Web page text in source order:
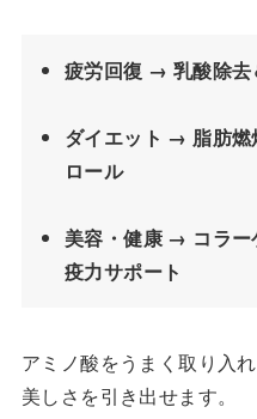
疲労回復 → 乳酸除去
ダイエット → 脂肪燃
ロール
美容・健康 → コラー
疫力サポート
アミノ酸をうまく取り入
美しさを引き出せます。